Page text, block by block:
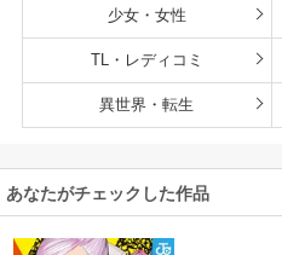
少女・女性
TL・レディコミ
異世界・転生
あなたがチェックした作品